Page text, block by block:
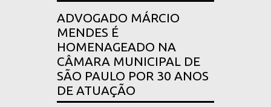
ADVOGADO MÁRCIO
MENDES É
HOMENAGEADO NA
CÂMARA MUNICIPAL DE
SÃO PAULO POR 30 ANOS
DE ATUAÇÃO